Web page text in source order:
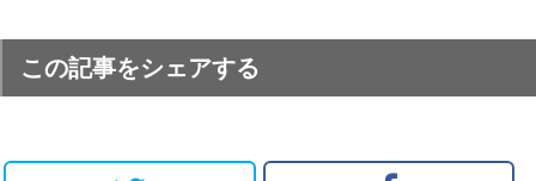
この記事をシェアする